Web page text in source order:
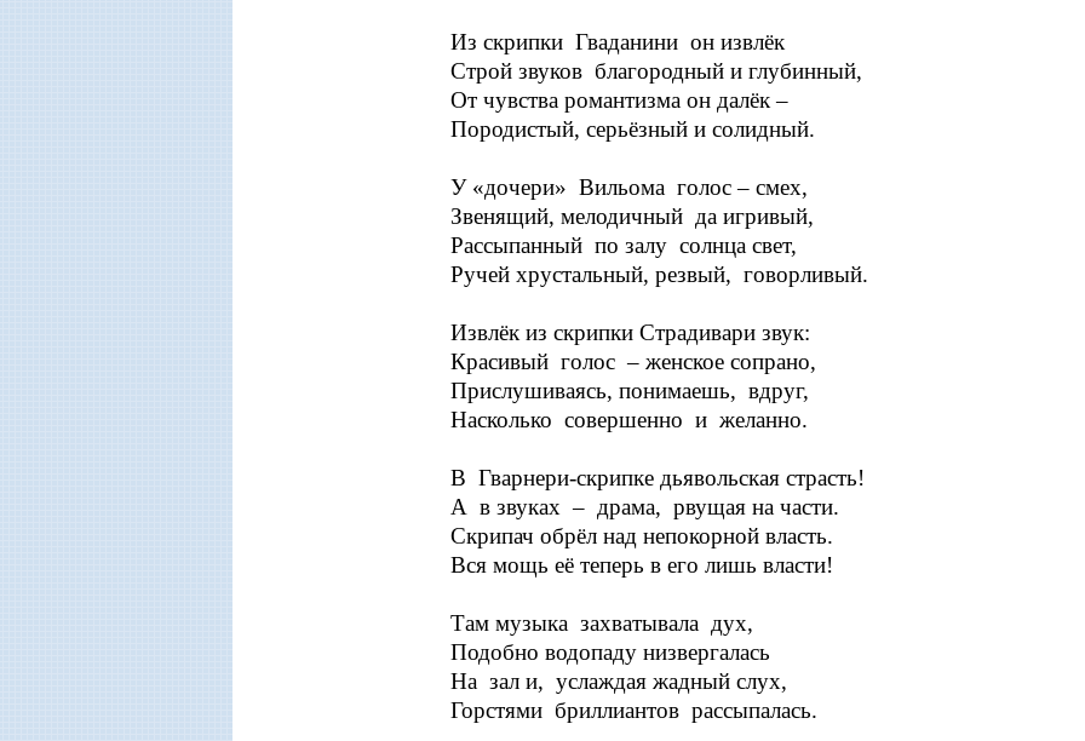
Из скрипки Гваданини он извлёк
Строй звуков благородный и глубинный,
От чувства романтизма он далёк –
Породистый, серьёзный и солидный.
У «дочери» Вильома голос – смех,
Звенящий, мелодичный да игривый,
Рассыпанный по залу солнца свет,
Ручей хрустальный, резвый, говорливый.
Извлёк из скрипки Страдивари звук:
Красивый голос – женское сопрано,
Прислушиваясь, понимаешь, вдруг,
Насколько совершенно и желанно.
В Гварнери-скрипке дьявольская страсть!
А в звуках – драма, рвущая на части.
Скрипач обрёл над непокорной власть.
Вся мощь её теперь в его лишь власти!
Там музыка захватывала дух,
Подобно водопаду низвергалась
На зал и, услаждая жадный слух,
Горстями бриллиантов рассыпалась.